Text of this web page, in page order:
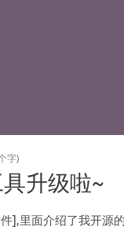
字)
升级啦~
],里面介绍了我开源